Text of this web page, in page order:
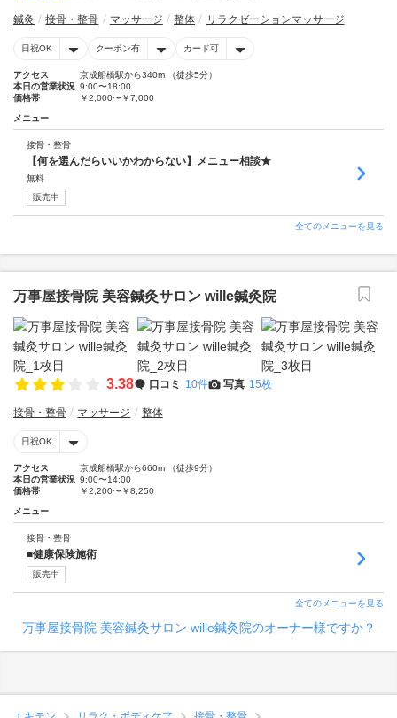
鍼灸 接骨・整骨 マッサージ 整体 リラクゼーションマッサージ
日祝OK クーポン有 カード可
アクセス
京成船橋駅から340m （徒歩5分）
本日の営業状況 9:00〜18:00
価格帯
￥2,000〜￥7,000
メニュー
接骨・整骨
【何を選んだらいいかわからない】メニュー相談★
無料
販売中
全てのメニューを見る
万事屋接骨院 美容鍼灸サロン wille鍼灸院
3.38 口コミ 10件 写真 15枚
接骨・整骨 マッサージ 整体
日祝OK
アクセス
京成船橋駅から660m （徒歩9分）
本日の営業状況 9:00〜14:00
価格帯
￥2,200〜￥8,250
メニュー
接骨・整骨
■健康保険施術
販売中
全てのメニューを見る
万事屋接骨院 美容鍼灸サロン wille鍼灸院のオーナー様ですか？